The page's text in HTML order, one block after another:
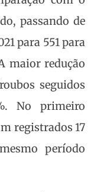
passando de
para 551 para
maior redução
seguidos
No primeiro
registrados 17
período